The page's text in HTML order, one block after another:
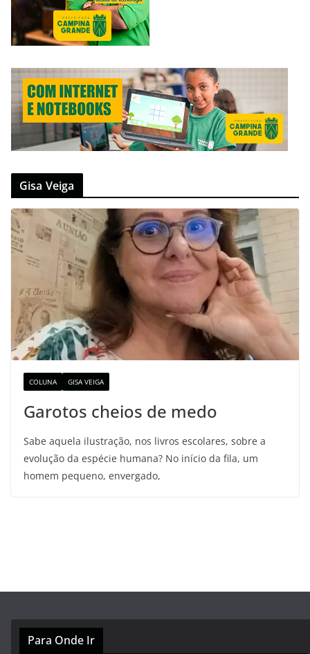
Gisa Veiga
COLUNA GISA VEIGA
Garotos cheios de medo
Sabe aquela ilustração, nos livros escolares, sobre a
evolução da espécie humana? No início da fila, um
homem pequeno, envergado,
Para Onde Ir